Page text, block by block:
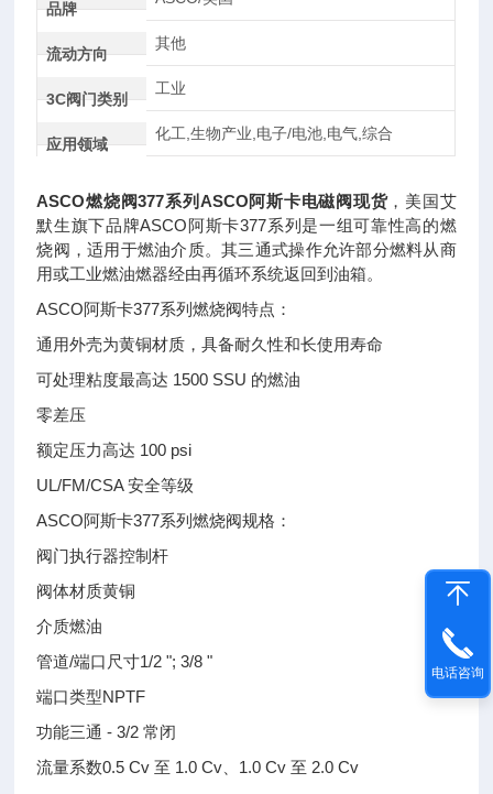
品牌
流动方向
其他
3C阀门类别
工业
应用领域
化工,生物产业,电子/电池,电气,综合
ASCO燃烧阀377系列ASCO阿斯卡电磁阀现货，美国艾
默生旗下品牌ASCO阿斯卡377系列是一组可靠性高的燃
烧阀，适用于燃油介质。其三通式操作允许部分燃料从商
用或工业燃油燃器经由再循环系统返回到油箱。
ASCO阿斯卡377系列燃烧阀特点：
通用外壳为黄铜材质，具备耐久性和长使用寿命
可处理粘度最高达 1500 SSU 的燃油
零差压
额定压力高达 100 psi
UL/FM/CSA 安全等级
ASCO阿斯卡377系列燃烧阀规格：
阀门执行器控制杆
阀体材质黄铜
介质燃油
管道/端口尺寸1/2 "; 3/8 "
端口类型NPTF
功能三通 - 3/2 常闭
流量系数0.5 Cv 至 1.0 Cv、1.0 Cv 至 2.0 Cv
电话咨询